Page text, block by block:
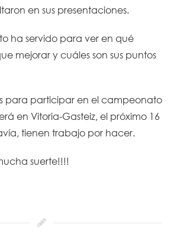
en sus presentaciones.
ha servido para ver en qué
mejorar y cuáles son sus puntos
para participar en el campeonato
en Vitoria-Gasteiz, el próximo 16
tienen trabajo por hacer.
suerte!!!!